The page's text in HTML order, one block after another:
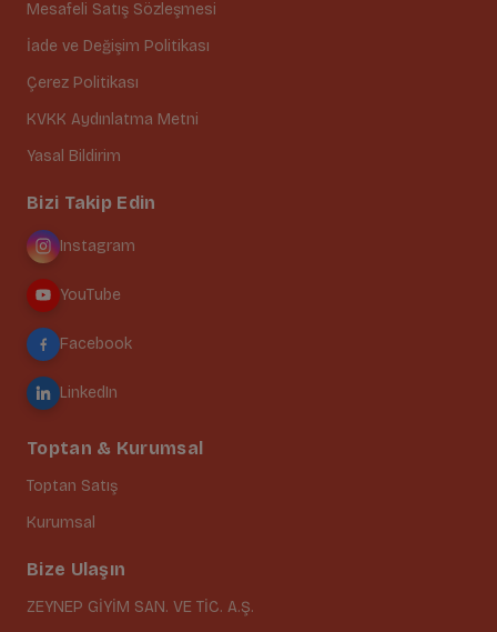
Mesafeli Satış Sözleşmesi
İade ve Değişim Politikası
Çerez Politikası
KVKK Aydınlatma Metni
Yasal Bildirim
Bizi Takip Edin
Instagram
YouTube
Facebook
LinkedIn
Toptan & Kurumsal
Toptan Satış
Kurumsal
Bize Ulaşın
ZEYNEP GİYİM SAN. VE TİC. A.Ş.